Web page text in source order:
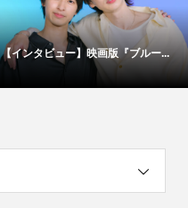
伝説の刑事たちが50年ぶりに集結...